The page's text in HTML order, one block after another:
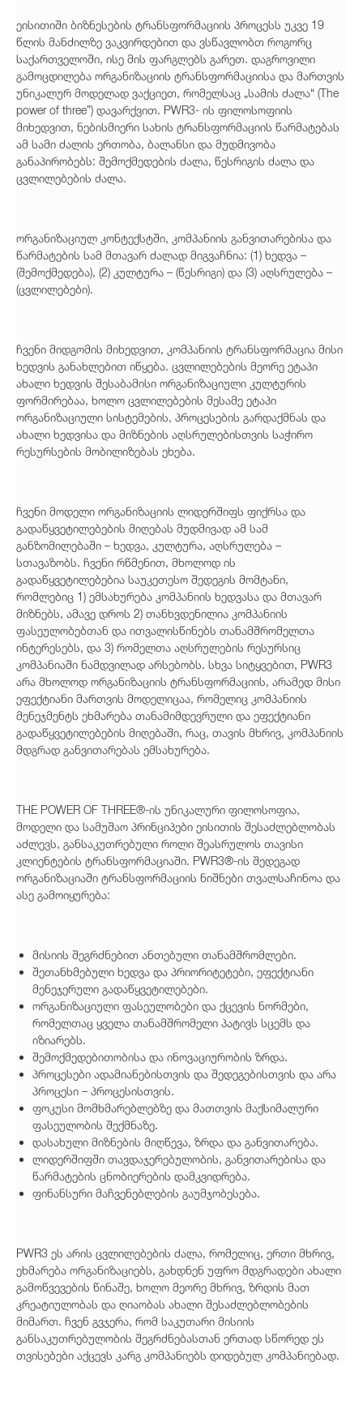
ეისითიში ბიზნესების ტრანსფორმაციის პროცესს უკვე 19
წლის მანძილზე ვაკვირდებით და ვსწავლობთ როგორც
საქართველოში, ისე მის ფარგლებს გარეთ. დაგროვილი
გამოცდილება ორგანიზაციის ტრანსფორმაციისა და მართვის
უნიკალურ მოდელად ვაქციეთ, რომელსაც „სამის ძალა“ (The
power of three”) დავარქვით. PWR3- ის ფილოსოფიის
მიხედვით, ნებისმიერი სახის ტრანსფორმაციის წარმატებას
ამ სამი ძალის ერთობა, ბალანსი და მუდმივობა
განაპირობებს: შემოქმედების ძალა, წესრიგის ძალა და
ცვლილებების ძალა.
ორგანიზაციულ კონტექსტში, კომპანიის განვითარებისა და
წარმატების სამ მთავარ ძალად მიგვაჩნია: (1) ხედვა –
(შემოქმედება), (2) კულტურა – (წესრიგი) და (3) აღსრულება –
(ცვლილებები).
ჩვენი მიდგომის მიხედვით, კომპანიის ტრანსფორმაცია მისი
ხედვის განახლებით იწყება. ცვლილებების მეორე ეტაპი
ახალი ხედვის შესაბამისი ორგანიზაციული კულტურის
ფორმირებაა, ხოლო ცვლილებების მესამე ეტაპი
ორგანიზაციული სისტემების, პროცესების გარდაქმნას და
ახალი ხედვისა და მიზნების აღსრულებისთვის საჭირო
რესურსების მობილიზებას ეხება.
ჩვენი მოდელი ორგანიზაციის ლიდერშიფს ფიქრსა და
გადაწყვეტილებების მიღებას მუდმივად ამ სამ
განზომილებაში – ხედვა, კულტურა, აღსრულება –
სთავაზობს. ჩვენი რწმენით, მხოლოდ ის
გადაწყვეტილებებია საუკეთესო შედეგის მომტანი,
რომლებიც 1) ემსახურება კომპანიის ხედვასა და მთავარ
მიზნებს, ამავე დროს 2) თანხვდენილია კომპანიის
ფასეულობებთან და ითვალისწინებს თანამშრომელთა
ინტერესებს, და 3) რომელთა აღსრულების რესურსიც
კომპანიაში ნამდვილად არსებობს. სხვა სიტყვებით, PWR3
არა მხოლოდ ორგანიზაციის ტრანსფორმაციის, არამედ მისი
ეფექტიანი მართვის მოდელიცაა, რომელიც კომპანიის
მენეჯმენტს ეხმარება თანამიმდევრული და ეფექტიანი
გადაწყვეტილებების მიღებაში, რაც, თავის მხრივ, კომპანიის
მდგრად განვითარებას ემსახურება.
THE POWER OF THREE®-ის უნიკალური ფილოსოფია,
მოდელი და სამუშაო პრინციპები ეისითის შესაძლებლობას
აძლევს, განსაკუთრებული როლი შეასრულოს თავისი
კლიენტების ტრანსფორმაციაში. PWR3®-ის შედეგად
ორგანიზაციაში ტრანსფორმაციის ნიშნები თვალსაჩინოა და
ასე გამოიყურება:
მისიის შეგრძნებით ანთებული თანამშრომლები.
შეთანხმებული ხედვა და პრიორიტეტები, ეფექტიანი
მენეჯერული გადაწყვეტილებები.
ორგანიზაციული ფასეულობები და ქცევის ნორმები,
რომელთაც ყველა თანამშრომელი პატივს სცემს და
იზიარებს.
შემოქმედებითობისა და ინოვაციურობის ზრდა.
პროცესები ადამიანებისთვის და შედეგებისთვის და არა
პროცესი – პროცესისთვის.
ფოკუსი მომხმარებლებზე და მათთვის მაქსიმალური
ფასეულობის შექმნაზე.
დასახული მიზნების მიღწევა, ზრდა და განვითარება.
ლიდერშიფში თავდაჯერებულობის, განვითარებისა და
წარმატების ცნობიერების დამკვიდრება.
ფინანსური მაჩვენებლების გაუმჯობესება.
PWR3 ეს არის ცვლილებების ძალა, რომელიც, ერთი მხრივ,
ეხმარება ორგანიზაციებს, გახდნენ უფრო მდგრადები ახალი
გამოწვევების წინაშე, ხოლო მეორე მხრივ, ზრდის მათ
კრეატიულობას და ღიაობას ახალი შესაძლებლობების
მიმართ. ჩვენ გვჯერა, რომ საკუთარი მისიის
განსაკუთრებულობის შეგრძნებასთან ერთად სწორედ ეს
თვისებები აქცევს კარგ კომპანიებს დიდებულ კომპანიებად.